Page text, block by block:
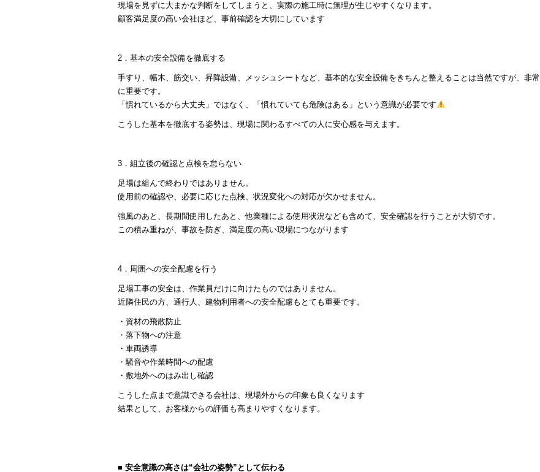
現場を見ずに大まかな判断をしてしまうと、実際の施工時に無理が生じやすくなります。
顧客満足度の高い会社ほど、事前確認を大切にしています
2．基本の安全設備を徹底する
手すり、幅木、筋交い、昇降設備、メッシュシートなど、基本的な安全設備をきちんと整えることは当然ですが、非常
に重要です。
「慣れているから大丈夫」ではなく、「慣れていても危険はある」という意識が必要です
こうした基本を徹底する姿勢は、現場に関わるすべての人に安心感を与えます。
3．組立後の確認と点検を怠らない
足場は組んで終わりではありません。
使用前の確認や、必要に応じた点検、状況変化への対応が欠かせません。
強風のあと、長期間使用したあと、他業種による使用状況なども含めて、安全確認を行うことが大切です。
この積み重ねが、事故を防ぎ、満足度の高い現場につながります
4．周囲への安全配慮を行う
足場工事の安全は、作業員だけに向けたものではありません。
近隣住民の方、通行人、建物利用者への安全配慮もとても重要です。
・資材の飛散防止
・落下物への注意
・車両誘導
・騒音や作業時間への配慮
・敷地外へのはみ出し確認
こうした点まで意識できる会社は、現場外からの印象も良くなります
結果として、お客様からの評価も高まりやすくなります。
■ 安全意識の高さは“会社の姿勢”として伝わる